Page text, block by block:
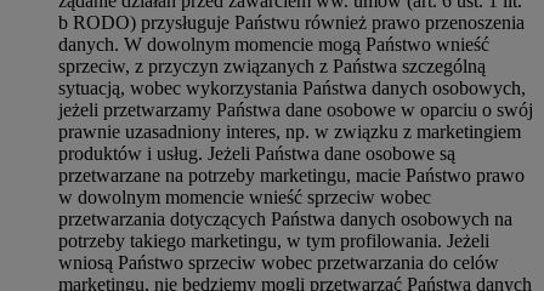
b RODO) przysługuje Państwu również prawo przenoszenia
danych. W dowolnym momencie mogą Państwo wnieść
sprzeciw, z przyczyn związanych z Państwa szczególną
sytuacją, wobec wykorzystania Państwa danych osobowych,
jeżeli przetwarzamy Państwa dane osobowe w oparciu o swój
prawnie uzasadniony interes, np. w związku z marketingiem
produktów i usług. Jeżeli Państwa dane osobowe są
przetwarzane na potrzeby marketingu, macie Państwo prawo
w dowolnym momencie wnieść sprzeciw wobec
przetwarzania dotyczących Państwa danych osobowych na
potrzeby takiego marketingu, w tym profilowania. Jeżeli
wniosą Państwo sprzeciw wobec przetwarzania do celów
marketingu, nie będziemy mogli przetwarzać Państwa danych